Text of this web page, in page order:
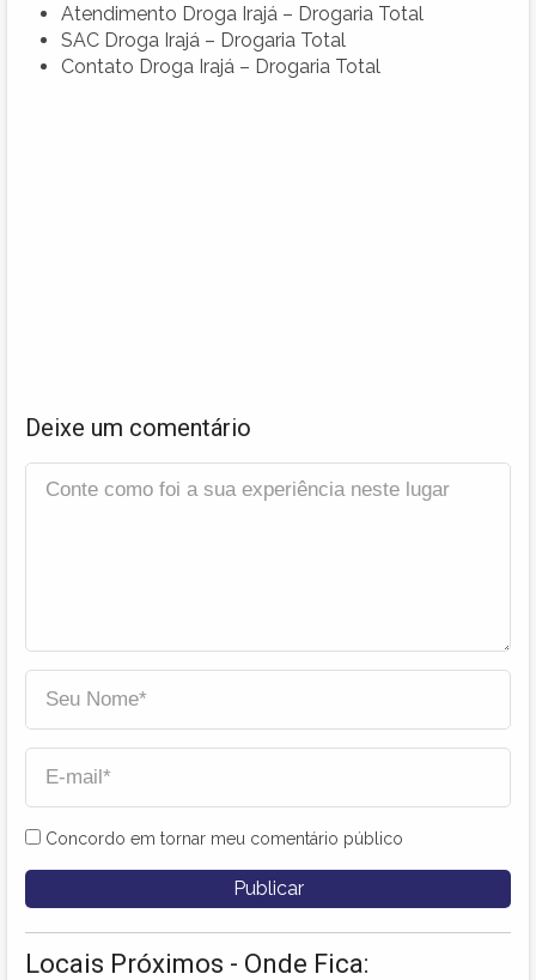
Atendimento Droga Irajá – Drogaria Total
SAC Droga Irajá – Drogaria Total
Contato Droga Irajá – Drogaria Total
Deixe um comentário
Concordo em tornar meu comentário público
Locais Próximos - Onde Fica: